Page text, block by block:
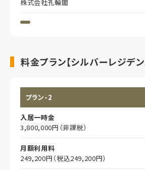
株式会社孔輪閣
料金プラン【シルバーレジデ
プラン-2
入居一時金
3,800,000円（非課税）
月額利用料
249,200円（税込249,200円）